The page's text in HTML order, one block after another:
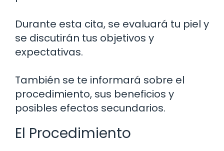
Durante esta cita, se evaluará tu piel y
se discutirán tus objetivos y
expectativas.
También se te informará sobre el
procedimiento, sus beneficios y
posibles efectos secundarios.
El Procedimiento